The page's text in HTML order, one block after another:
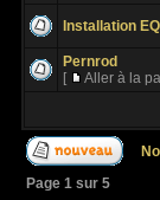
Installation
Pernrod
[
Aller à la
Page 1 sur 5